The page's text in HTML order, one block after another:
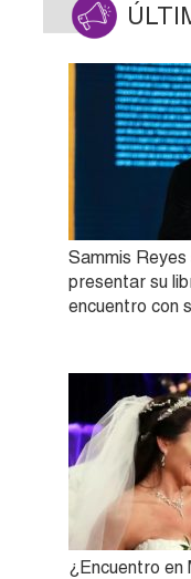
Sammis
presentar su
encuentro con
¿Encuentro en